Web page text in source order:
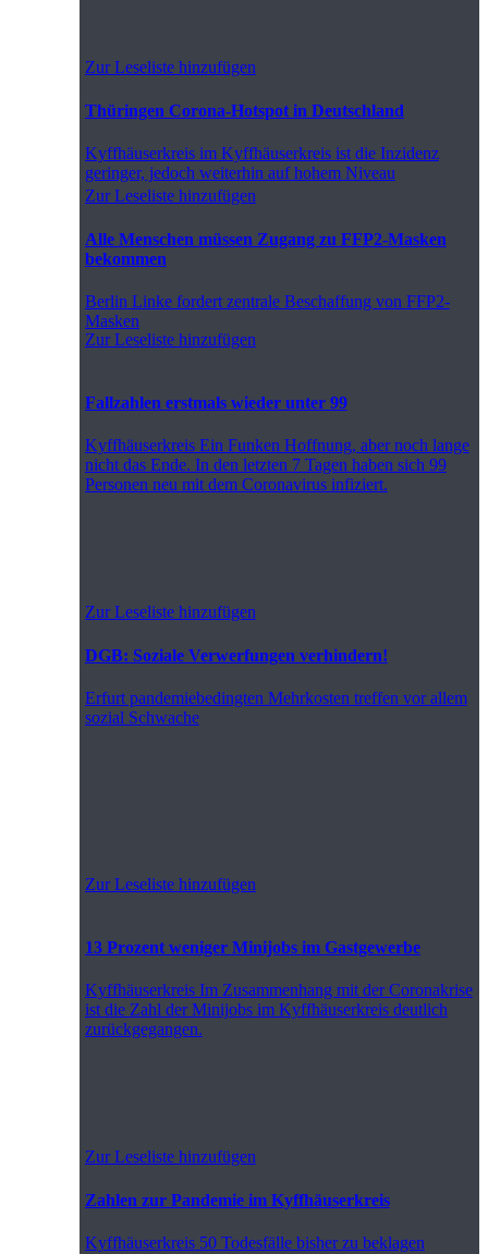
Zur Leseliste hinzufügen
Thüringen Corona-Hotspot in Deutschland
Kyffhäuserkreisim Kyffhäuserkreis ist die Inzidenz
geringer, jedoch weiterhin auf hohem Niveau
Zur Leseliste hinzufügen
Alle Menschen müssen Zugang zu FFP2-Masken
bekommen
Berlin Linke fordert zentrale Beschaffung von FFP2-
Masken
Zur Leseliste hinzufügen
Fallzahlen erstmals wieder unter 99
KyffhäuserkreisEin Funken Hoffnung, aber noch lange
nicht das Ende. In den letzten 7 Tagen haben sich 99
Personen neu mit dem Coronavirus infiziert.
Zur Leseliste hinzufügen
DGB: Soziale Verwerfungen verhindern!
Erfurtpandemiebedingten Mehrkosten treffen vor allem
sozial Schwache
Zur Leseliste hinzufügen
13 Prozent weniger Minijobs im Gastgewerbe
KyffhäuserkreisIm Zusammenhang mit der Coronakrise
ist die Zahl der Minijobs im Kyffhäuserkreis deutlich
zurückgegangen.
Zur Leseliste hinzufügen
Zahlen zur Pandemie im Kyffhäuserkreis
Kyffhäuserkreis50 Todesfälle bisher zu beklagen